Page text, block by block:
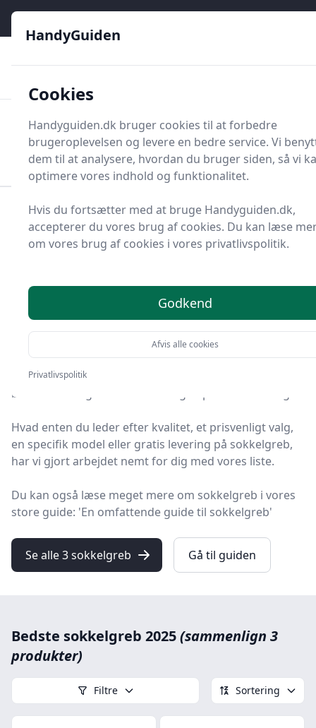
HandyGuiden
Søg nu
Søg nu
Forside Renovering og Byggeri
Værktøj
Diverse værktøj
Værktøjsdele og tilbehør
Beslag, hængsler og tilbehør
Sokkelgreb
Bedste sokkelgreb 2025
- sammenlign 3
produkter
Du er landet på HandyGuiden, hvor du finder de
bedste sokkelgreb. Vi har udvalgt 3 produkter til dig!
Hvad enten du leder efter kvalitet, et prisvenligt valg,
en specifik model eller gratis levering på sokkelgreb,
har vi gjort arbejdet nemt for dig med vores liste.
Du kan også læse meget mere om sokkelgreb i vores
store guide: 'En omfattende guide til sokkelgreb'
Se alle 3 sokkelgreb Gå til guiden
Bedste sokkelgreb 2025(sammenlign 3
produkter)
Filtre Sortering
HandyGuiden
Cookies
Handyguiden.dk bruger cookies til at forbedre
brugeroplevelsen og levere en bedre service. Vi
dem til at analysere, hvordan du bruger siden, så vi
optimere vores indhold og funktionalitet.
Hvis du fortsætter med at bruge Handyguiden.dk,
accepterer du vores brug af cookies. Du kan læse
om vores brug af cookies i vores privatlivspolitik.
Godkend
Afvis alle cookies
Privatlivspolitik